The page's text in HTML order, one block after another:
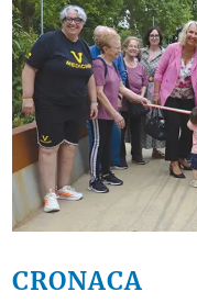
CRONACA